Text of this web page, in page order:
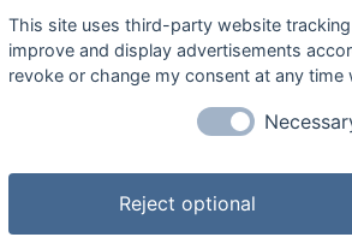
от обычной трапезы не только
издание предлагает читателю
| Показано 81-90 (Всего 121 позиций)
This site uses third-party website
improve and display advertisements
revoke or change my consent at any
Reject optional